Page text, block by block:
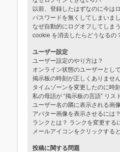
以前、登録したはずなのに今は
パスワードを無くしてしまいま
なぜ自動的にログオフしてしま
cookie を消去したらどうなるの
ユーザー設定
ユーザー設定のやり方は？
オンライン状態のユーザーとし
掲示板の時刻が正しくありません
タイムゾーンを変更したのに時
私の母語が “掲示板の言語” リス
ユーザー名の隣に表示される画
アバター画像を表示させるには？
ランクとは？ ランクを変更する
メールアイコンをクリックする
投稿に関する問題